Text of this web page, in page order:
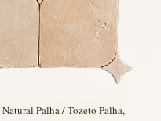
Palha / Tozeto Palha,